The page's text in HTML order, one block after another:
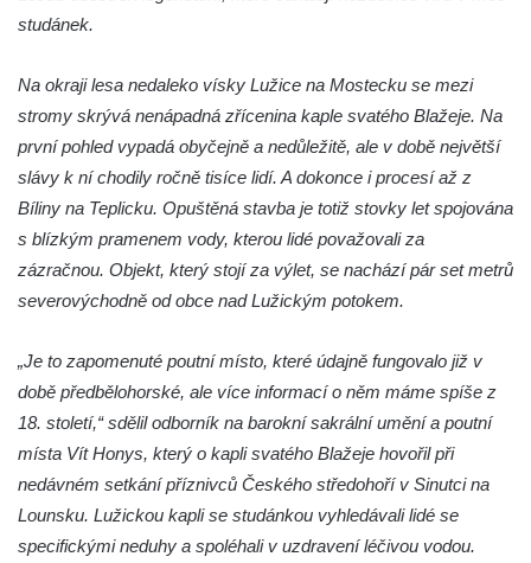
Křížová cesta Římov – VII. kaple – Políbení
Křížová cesta Římov – VI. kaple – Olivetská
hora (Getsemanská zahrada)
Křížová cesta Římov – V. kaple – Smutná
duše
Křížová cesta Římov – IV. kaple – Pustá ves
večeře Páně
Křížová cesta Římov – I. kaple – Loučení
Ježíše s Pannou Marií
Márnice na hřbitově v Římově
Kaple v Horním Třeboníně
studánek.
Na okraji lesa nedaleko vísky Lužice na Mostecku se mezi
stromy skrývá nenápadná zřícenina kaple svatého Blažeje. Na
první pohled vypadá obyčejně a nedůležitě, ale v době největší
slávy k ní chodily ročně tisíce lidí. A dokonce i procesí až z
Bíliny na Teplicku. Opuštěná stavba je totiž stovky let spojována
s blízkým pramenem vody, kterou lidé považovali za
zázračnou. Objekt, který stojí za výlet, se nachází pár set metrů
severovýchodně od obce nad Lužickým potokem.
„Je to zapomenuté poutní místo, které údajně fungovalo již v
době předbělohorské, ale více informací o něm máme spíše z
18. století,“ sdělil odborník na barokní sakrální umění a poutní
místa Vít Honys, který o kapli svatého Blažeje hovořil při
nedávném setkání příznivců Českého středohoří v Sinutci na
Lounsku. Lužickou kapli se studánkou vyhledávali lidé se
specifickými neduhy a spoléhali v uzdravení léčivou vodou.